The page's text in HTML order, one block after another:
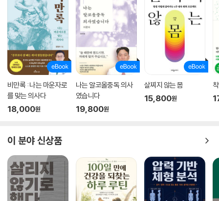
비만록 : 나는 마운자로
를 맞는 의사다
18,000원
나는 알코올중독 의사
였습니다
19,800원
살찌지 않는 몸
15,800원
이 분야 신상품